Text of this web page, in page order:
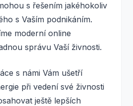
s řešením jakéhokoliv
s Vaším podnikáním.
moderní online
správu Vaší živnosti.
s námi Vám ušetří
při veden­­­­­­­­­­­í své živnosti
ještě lepších